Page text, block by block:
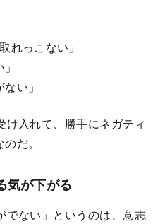
れっこない」
い」
入れて、勝手にネガティ
だ。
気が下がる
でない」というのは、意志